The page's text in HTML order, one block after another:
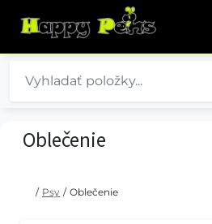
Oblečenie
/ Psy / Oblečenie